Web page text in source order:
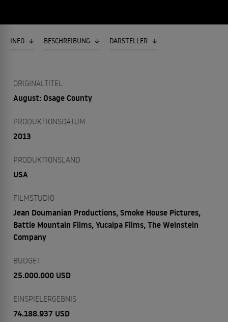
INFO BESCHREIBUNG DARSTELLER
ORIGINALTITEL
August: Osage County
PRODUKTIONSDATUM
2013
PRODUKTIONSLAND
USA
FILMSTUDIO
Jean Doumanian Productions, Smoke House Pictures,
Battle Mountain Films, Yucaipa Films, The Weinstein
Company
BUDGET
25.000.000 USD
EINSPIELERGEBNIS
74.188.937 USD